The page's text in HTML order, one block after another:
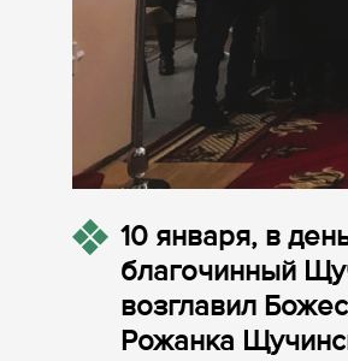
10 января, в
благочинный
возглавил
Рожанка